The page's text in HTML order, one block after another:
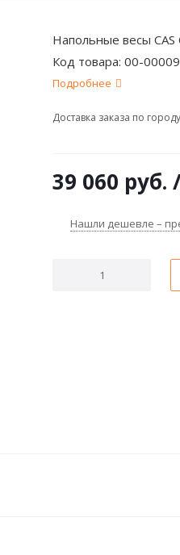
Напольные весы
Код товара: 00-
Подробнее
Доставка заказа по городу
39 060 руб.
Нашли дешевле –